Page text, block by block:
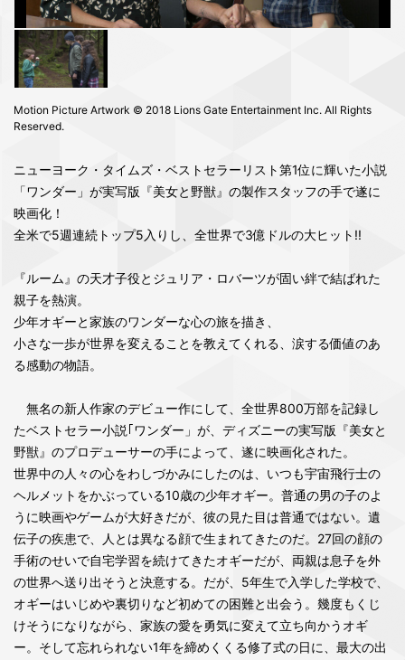
Motion Picture Artwork © 2018 Lions Gate Entertainment Inc. All Rights
Reserved.
ニューヨーク・タイムズ・ベストセラーリスト第1位に輝いた小説
「ワンダー」が実写版『美女と野獣』の製作スタッフの手で遂に
映画化！
全米で5週連続トップ5入りし、全世界で3億ドルの大ヒット!!
『ルーム』の天才子役とジュリア・ロバーツが固い絆で結ばれた
親子を熱演。
少年オギーと家族のワンダーな心の旅を描き、
小さな一歩が世界を変えることを教えてくれる、涙する価値のあ
る感動の物語。
無名の新人作家のデビュー作にして、全世界800万部を記録し
たベストセラー小説｢ワンダー」が、ディズニーの実写版『美女と
野獣』のプロデューサーの手によって、遂に映画化された。
世界中の人々の心をわしづかみにしたのは、いつも宇宙飛行士の
ヘルメットをかぶっている10歳の少年オギー。普通の男の子のよ
うに映画やゲームが大好きだが、彼の見た目は普通ではない。遺
伝子の疾患で、人とは異なる顔で生まれてきたのだ。27回の顔の
手術のせいで自宅学習を続けてきたオギーだが、両親は息子を外
の世界へ送り出そうと決意する。だが、5年生で入学した学校で、
オギーはいじめや裏切りなど初めての困難と出会う。幾度もくじ
けそうになりながら、家族の愛を勇気に変えて立ち向かうオギ
ー。そして忘れられない1年を締めくくる修了式の日に、最大の出